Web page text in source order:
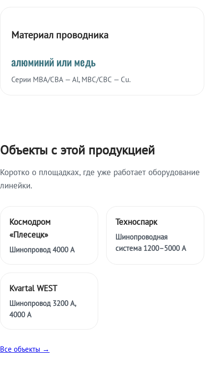
Материал проводника
алюминий или медь
Серии МВА/СВА — Al, МВС/СВС — Cu.
Объекты с этой продукцией
Коротко о площадках, где уже работает оборудование
линейки.
Космодром
«Плесецк»
Шинопровод 4000 А
Техноспарк
Шинопроводная
система 1200–5000 А
Kvartal WEST
Шинопровод 3200 А,
4000 А
Все объекты →